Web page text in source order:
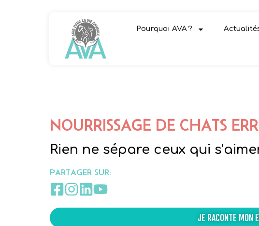
Pourquoi AVA ?
NOURRISSAGE DE CHATS
Rien ne sépare ceux qui
PARTAGER SUR:
JE RACONTE MON